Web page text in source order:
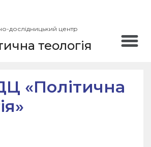
дослідницький центр
теологія
«Політична